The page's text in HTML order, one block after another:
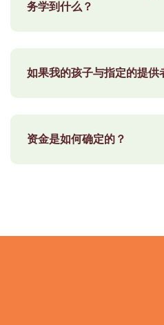
务学到什么？
饪和个人护理，以及浏览
如果我的孩子与指定的提供
所爱的人的个性和需求的
资金是如何确定的？